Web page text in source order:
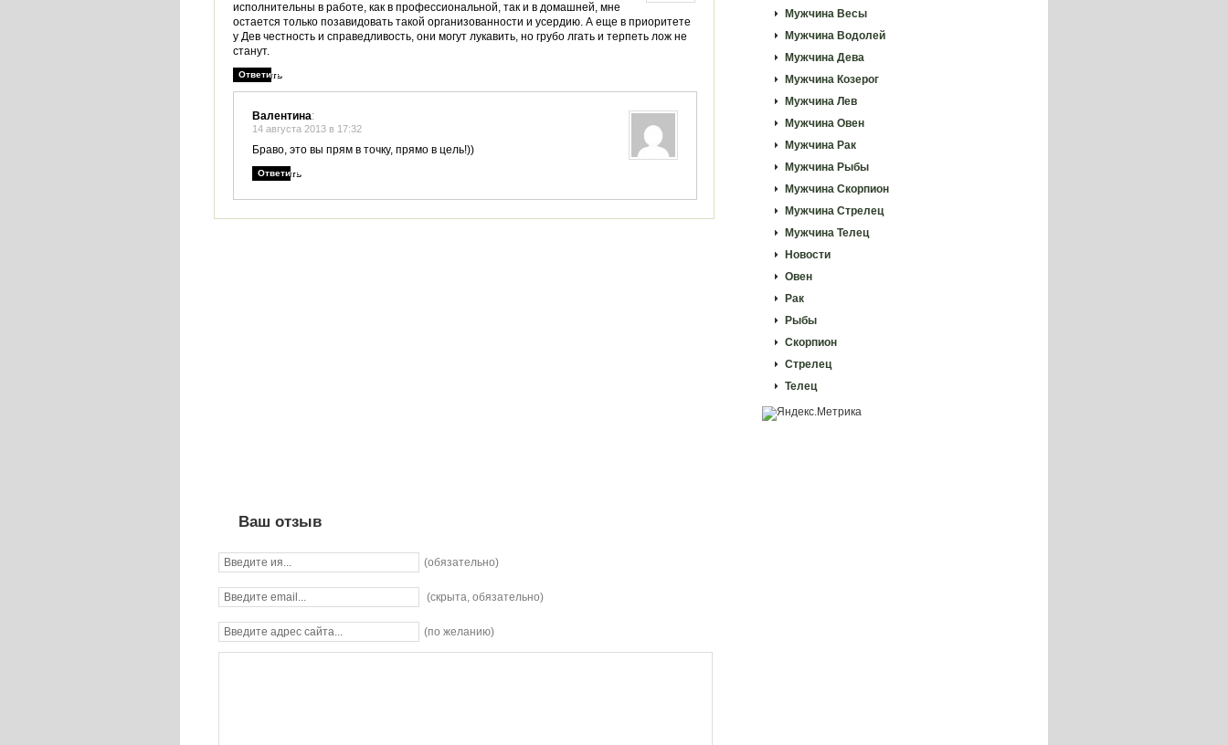
Мужчина Весы
Мужчина Водолей
Мужчина Дева
Мужчина Козерог
Мужчина Лев
Мужчина Овен
Мужчина Рак
Мужчина Рыбы
Мужчина Скорпион
Мужчина Стрелец
Мужчина Телец
Новости
Овен
Рак
Рыбы
Скорпион
Стрелец
Телец
исполнительны в работе, как в профессиональной, так и в домашней, мне
остается только позавидовать такой организованности и усердию. А еще в приоритете
у Дев честность и справедливость, они могут лукавить, но грубо лгать и терпеть лож не
станут.
Ответить
Валентина:
14 августа 2013 в 17:32
Браво, это вы прям в точку, прямо в цель!))
Ответить
Ваш отзыв
(обязательно)
(скрыта, обязательно)
(по желанию)